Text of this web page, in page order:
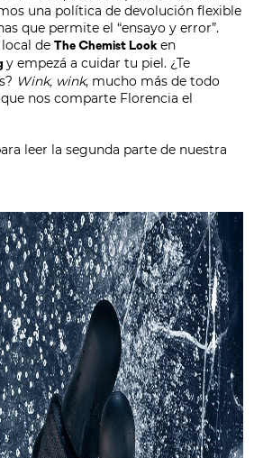
una política de devolución flexible
que permite el “ensayo y error”.
local deThe Chemist Look en
y empezá a cuidar tu piel. ¿Te
Wink, wink, mucho más de todo
nos comparte Florencia el
leer la segunda parte de nuestra